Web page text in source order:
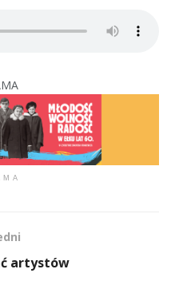
artystów